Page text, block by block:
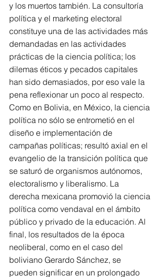
y los muertos también. La consultoría
política y el marketing electoral
constituye una de las actividades más
demandadas en las actividades
prácticas de la ciencia política; los
dilemas éticos y pecados capitales
han sido demasiados, por eso vale la
pena reflexionar un poco al respecto.
Como en Bolivia, en México, la ciencia
política no sólo se entrometió en el
diseño e implementación de
campañas políticas; resultó axial en el
evangelio de la transición política que
se saturó de organismos autónomos,
electoralismo y liberalismo. La
derecha mexicana promovió la ciencia
política como vendaval en el ámbito
público y privado de la educación. Al
final, los resultados de la época
neoliberal, como en el caso del
boliviano Gerardo Sánchez, se
pueden significar en un prolongado